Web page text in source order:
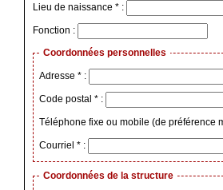
Lieu de naissance * :
Fonction :
Coordonnées personnelles
Adresse * :
Code postal * :
Téléphone fixe ou mobile (de préférence
Courriel * :
Coordonnées de la structure